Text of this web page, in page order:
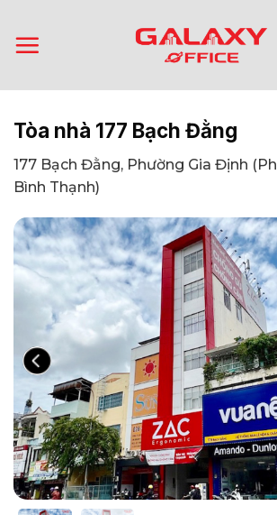
qua
nội
Tòa nhà 177 Bạch Đằng
177 Bạch Đằng, Phường Gia Định
Bình Thạnh)